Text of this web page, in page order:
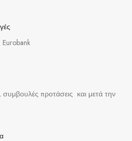
Eurobank
συμβουλές προτάσεις και μετά την